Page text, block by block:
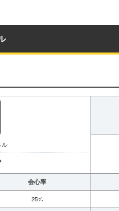
ル
会心率
25%